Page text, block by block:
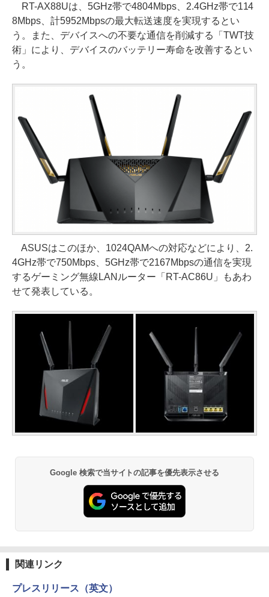
RT-AX88Uは、5GHz帯で4804Mbps、2.4GHz帯で114
8Mbps、計5952Mbpsの最大転送速度を実現するとい
う。また、デバイスへの不要な通信を削減する「TWT技
術」により、デバイスのバッテリー寿命を改善するとい
う。
ASUSはこのほか、1024QAMへの対応などにより、2.
4GHz帯で750Mbps、5GHz帯で2167Mbpsの通信を実現
するゲーミング無線LANルーター「RT-AC86U」もあわ
せて発表している。
Google 検索で当サイトの記事を優先表示させる
関連リンク
プレスリリース（英文）